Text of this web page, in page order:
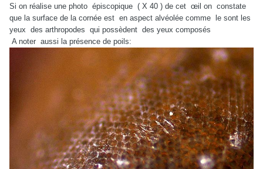
Si on réalise une photo épiscopique ( X 40 ) de cet œil on constate
que la surface de la cornée est en aspect alvéolée comme
le sont les
yeux des arthropodes qui possèdent des yeux composés
A noter aussi la présence de poils: